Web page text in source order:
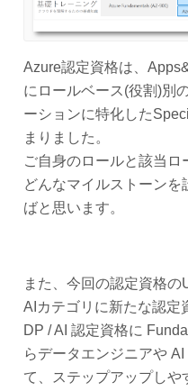
Azure認定資格は、
にロールベース(役割)別
ーションに特化した
まりました。
ご自身のロールと該当ロ
どんなマイルストーン
ばと思います。
また、今回の認定資格
AIカテゴリに新たな認定
DP / AI 認定資格に
らデータエンジニアや
て、ステップアップしや